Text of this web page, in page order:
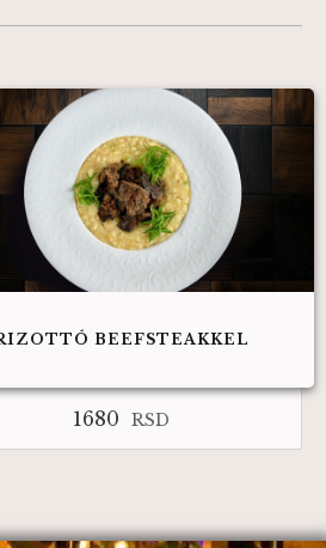
BEEFSTEAKKEL
1680 RSD